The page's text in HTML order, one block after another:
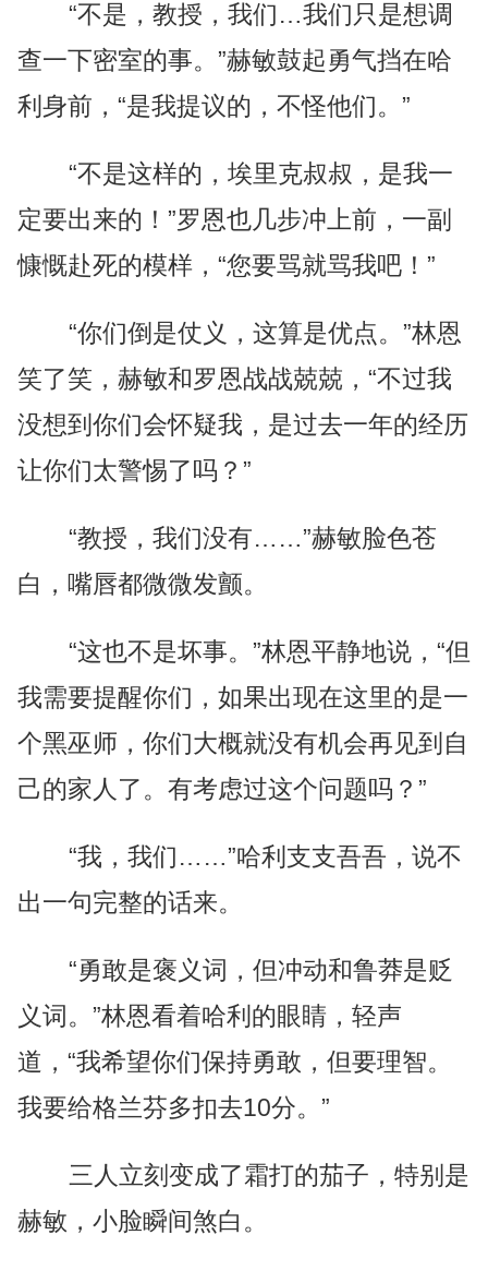
“不是，教授，我们…我们只是想调
查一下密室的事。”赫敏鼓起勇气挡在哈
利身前，“是我提议的，不怪他们。”
“不是这样的，埃里克叔叔，是我一
定要出来的！”罗恩也几步冲上前，一副
慷慨赴死的模样，“您要骂就骂我吧！”
“你们倒是仗义，这算是优点。”林恩
笑了笑，赫敏和罗恩战战兢兢，“不过我
没想到你们会怀疑我，是过去一年的经历
让你们太警惕了吗？”
“教授，我们没有……”赫敏脸色苍
白，嘴唇都微微发颤。
“这也不是坏事。”林恩平静地说，“但
我需要提醒你们，如果出现在这里的是一
个黑巫师，你们大概就没有机会再见到自
己的家人了。有考虑过这个问题吗？”
“我，我们……”哈利支支吾吾，说不
出一句完整的话来。
“勇敢是褒义词，但冲动和鲁莽是贬
义词。”林恩看着哈利的眼睛，轻声
道，“我希望你们保持勇敢，但要理智。
我要给格兰芬多扣去10分。”
三人立刻变成了霜打的茄子，特别是
赫敏，小脸瞬间煞白。